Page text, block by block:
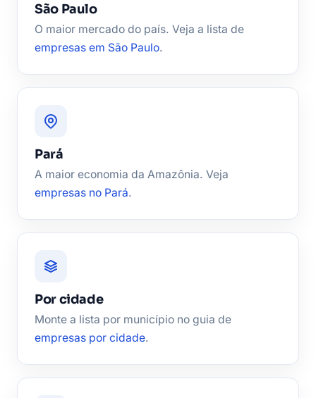
São Paulo
O maior mercado do país. Veja a lista de
empresas em São Paulo.
Pará
A maior economia da Amazônia. Veja
empresas no Pará.
Por cidade
Monte a lista por município no guia de
empresas por cidade.